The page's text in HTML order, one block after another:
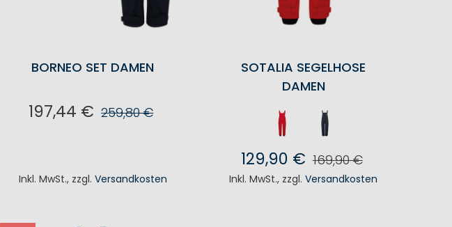
BORNEO SET DAMEN
197,44 € 259,80 €
Inkl. MwSt., zzgl. Versandkosten
SOTALIA SEGELHOSE
DAMEN
129,90 € 169,90 €
Inkl. MwSt., zzgl.Versandkosten